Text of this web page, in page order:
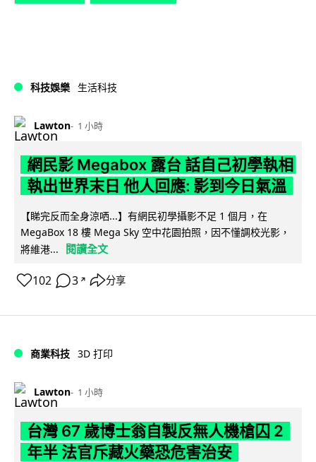
科技娛樂 生活科技
Lawton 1 小時
網民影 Megabox 露台 話自己初學執相
執出世界末日 他人回應: 影到今日氣溫
【睇完反而全身涼哂...】有網民初學攝影不足 1 個月，在
MegaBox 18 樓 Mega Sky 空中花園拍照，因不懂調校光影，
將維港...
閱讀全文
102 3 ↗ 分享
商業科技 3D 打印
Lawton 1 小時
台灣 67 歲博士翁自製反無人機槍囚 2
年半 法官斥藏火藥恐危害治安